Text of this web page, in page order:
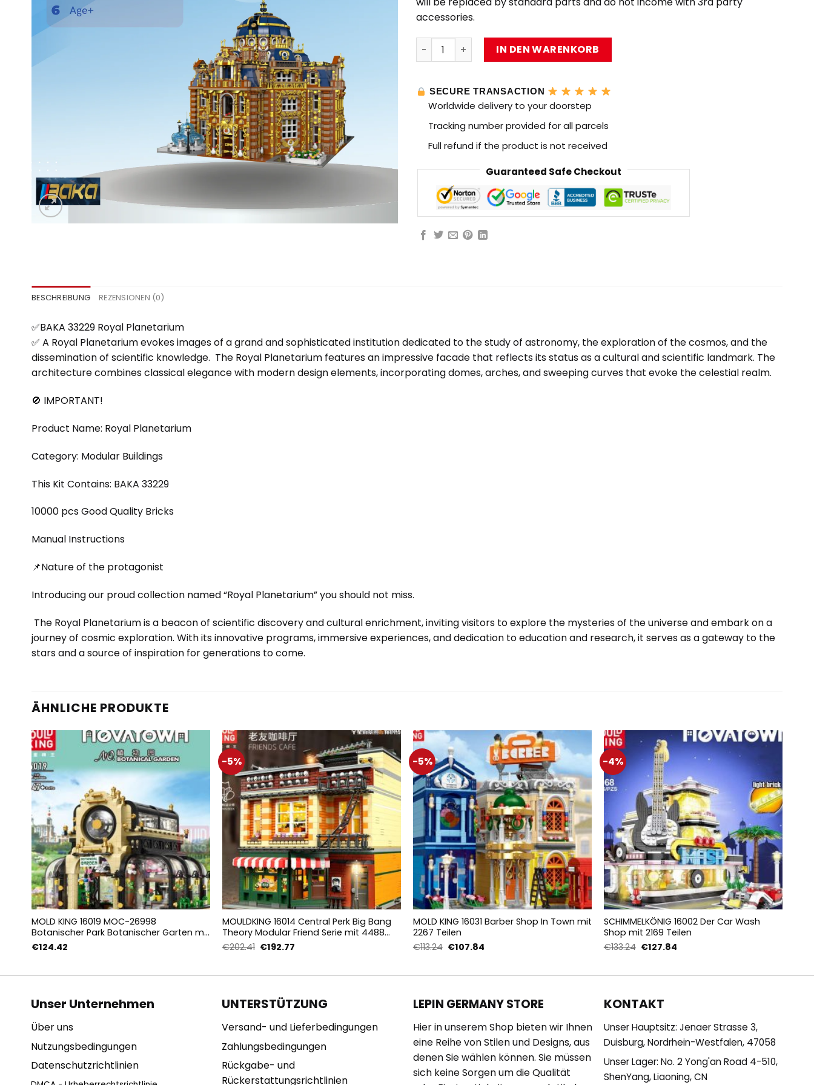
accessories.
BAKA 33229 Royal Planetarium with 10000 Pieces Menge
IN DEN WARENKORB
SECURE TRANSACTION
Worldwide delivery to your doorstep
Tracking number provided for all parcels
Full refund if the product is not received
Guaranteed Safe Checkout
BESCHREIBUNG REZENSIONEN (0)
✅BAKA 33229 Royal Planetarium
✅ A Royal Planetarium evokes images of a grand and sophisticated institution dedicated to the study of astronomy, the exploration of the cosmos, and the
dissemination of scientific knowledge. The Royal Planetarium features an impressive facade that reflects its status as a cultural and scientific landmark. The
architecture combines classical elegance with modern design elements, incorporating domes, arches, and sweeping curves that evoke the celestial realm.
🚫 IMPORTANT!
Product Name: Royal Planetarium
Category: Modular Buildings
This Kit Contains: BAKA 33229
10000 pcs Good Quality Bricks
Manual Instructions
📌Nature of the protagonist
Introducing our proud collection named “Royal Planetarium” you should not miss.
The Royal Planetarium is a beacon of scientific discovery and cultural enrichment, inviting visitors to explore the mysteries of the universe and embark on a
journey of cosmic exploration. With its innovative programs, immersive experiences, and dedication to education and research, it serves as a gateway to the
stars and a source of inspiration for generations to come.
ÄHNLICHE PRODUKTE
MOLD KING 16019 MOC-26998
Botanischer Park Botanischer Garten mit
2147 Teilen
€124.42
-5%
MOULDKING 16014 Central Perk Big Bang
Theory Modular Friend Serie mit 4488
Teilen
€202.41 Ursprünglicher
€192.77
-5%
MOLD KING 16031 Barber Shop In Town mit
2267 Teilen
€113.24 Ursprünglicher
€107.84
-4%
SCHIMMELKÖNIG 16002 Der Car Wash
Shop mit 2169 Teilen
€133.24 Ursprünglicher
€127.84
Unser Unternehmen
Über uns
Nutzungsbedingungen
Datenschutzrichtlinien
UNTERSTÜTZUNG
Versand- und Lieferbedingungen
Zahlungsbedingungen
Rückgabe- und
Rückerstattungsrichtlinien
LEPIN GERMANY STORE
Hier in unserem Shop bieten wir Ihnen
eine Reihe von Stilen und Designs, aus
denen Sie wählen können. Sie müssen
sich keine Sorgen um die Qualität
KONTAKT
Unser Hauptsitz: Jenaer Strasse 3,
Duisburg, Nordrhein-Westfalen, 47058
Unser Lager: No. 2 Yong'an Road 4-510,
ShenYang, Liaoning, CN